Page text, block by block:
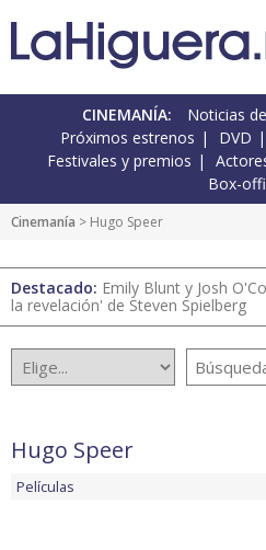
CINEMANÍA: Noticias
Próximos estrenos
DVD
Festivales y premios
Box-
Cinemanía > Hugo Speer
Destacado: Emily Blunt y Josh
la revelación' de Steven Spielberg
Hugo Speer
Películas